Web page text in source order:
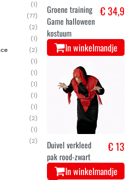
(1)
(77)
(2)
(1)
(2)
(1)
(1)
(1)
(1)
(1)
(2)
(1)
(2)
Groene training
Game halloween
kostuum
€ 34,9
In winkelmandje
Duivel verkleed
pak rood-zwart
€ 13
In winkelmandje